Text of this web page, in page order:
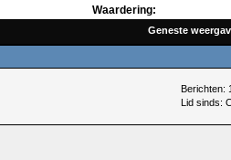
Waardering:
Geneste
Berichten:
Lid sinds: